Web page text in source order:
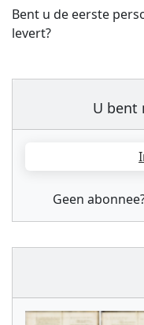
Bent u de eerste
levert?
U bent
Geen